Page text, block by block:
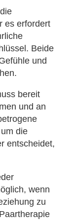
es erfordert
Beide
und
bereit
und an
die
entscheidet,
wenn
zu